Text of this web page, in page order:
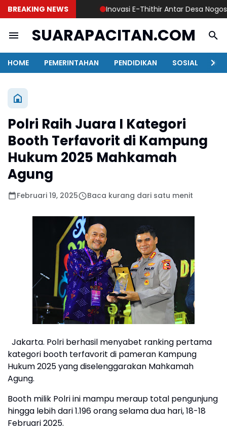
BREAKING NEWS Inovasi E-Thithir Antar Desa Nogosari
SUARAPACITAN.COM
HOME PEMERINTAHAN PENDIDIKAN SOSIAL
Polri Raih Juara I Kategori
Booth Terfavorit di Kampung
Hukum 2025 Mahkamah
Agung
Februari 19, 2025 Baca kurang dari satu menit
Jakarta. Polri berhasil menyabet ranking pertama
kategori booth terfavorit di pameran Kampung
Hukum 2025 yang diselenggarakan Mahkamah
Agung.
Booth milik Polri ini mampu meraup total pengunjung
hingga lebih dari 1.196 orang selama dua hari, 18-18
Februari 2025.